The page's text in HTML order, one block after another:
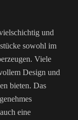
und
sowohl im
Viele
Design und
bieten. Das
eine